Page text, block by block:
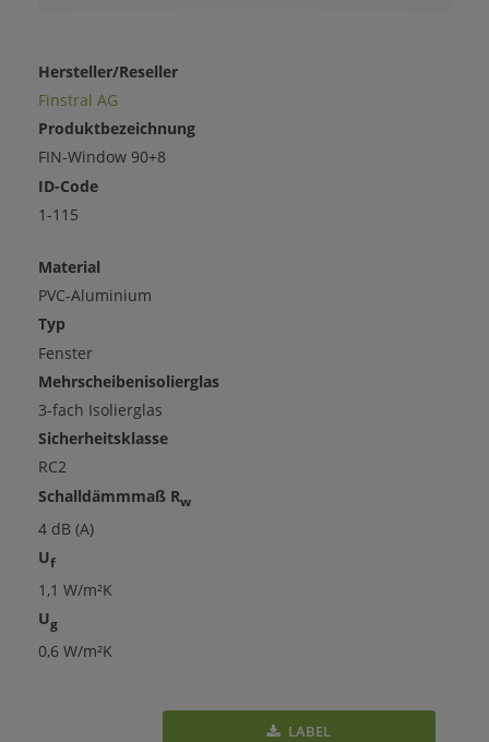
Hersteller/Reseller
Finstral AG
Produktbezeichnung
FIN-Window 90+8
ID-Code
1-115
Material
PVC-Aluminium
Typ
Fenster
Mehrscheibenisolierglas
3-fach Isolierglas
Sicherheitsklasse
RC2
Schalldämmmaß Rw
4 dB (A)
Uf
1,1 W/m²K
Ug
0,6 W/m²K
LABEL